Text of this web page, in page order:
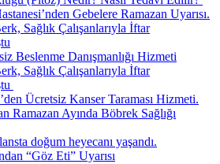
Gebelere Ramazan Uyarısı.
Sağlık Çalışanlarıyla İftar
Beslenme Danışmanlığı Hizmeti
Sağlık Çalışanlarıyla İftar
Ücretsiz Kanser Taraması Hizmeti.
Ramazan Ayında Böbrek Sağlığı
doğum heyecanı yaşandı.
“Göz Eti” Uyarısı